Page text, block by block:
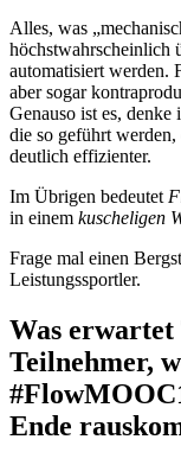
Alles, was
höchstwahrscheinlich
automatisiert werden.
aber sogar
Genauso ist es,
die so geführt werden,
deutlich effizienter.
Im Übrigen bedeutet
in einem kuscheligen
Frage mal einen
Leistungssportler.
Was erwartet
Teilnehmer,
Ende